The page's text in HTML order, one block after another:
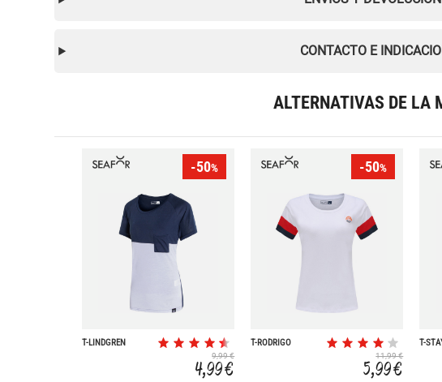
CONTACTO E
ALTERNATIVAS DE LA
-50%
T-LINDGREN
9,99 €
4,99 €
-50%
T-RODRIGO
11,99 €
5,99 €
T-